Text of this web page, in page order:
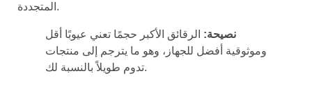
المتجددة.
نصيحة: الرقائق الأكبر حجمًا تعني عيوبًا أقل
وموثوقية أفضل للجهاز، وهو ما يترجم إلى منتجات
تدوم طويلاً بالنسبة لك.